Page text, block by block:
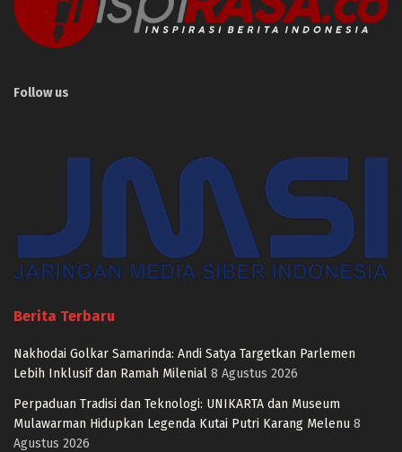
Follow us
Berita Terbaru
Nakhodai Golkar Samarinda: Andi Satya Targetkan Parlemen
Lebih Inklusif dan Ramah Milenial 8 Agustus 2026
Perpaduan Tradisi dan Teknologi: UNIKARTA dan Museum
Mulawarman Hidupkan Legenda Kutai Putri Karang Melenu 8
Agustus 2026